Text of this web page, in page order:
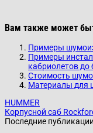
Вам также может
Примеры
Примеры
кабриолетов
Стоимость
Материалы для
HUMMER
Корпусной саб
Последние публикации